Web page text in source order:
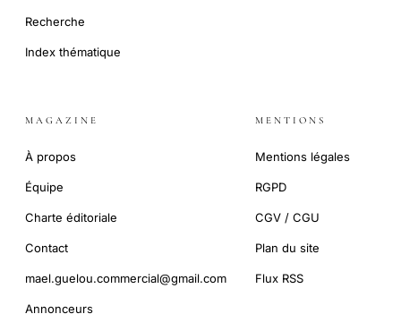
Recherche
Index thématique
MAGAZINE
À propos
Équipe
Charte éditoriale
Contact
mael.guelou.commercial@gmail.com
Annonceurs
MENTIONS
Mentions légales
RGPD
CGV / CGU
Plan du site
Flux RSS